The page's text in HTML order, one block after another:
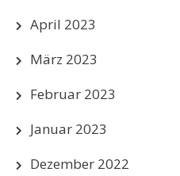
April 2023
März 2023
Februar 2023
Januar 2023
Dezember 2022